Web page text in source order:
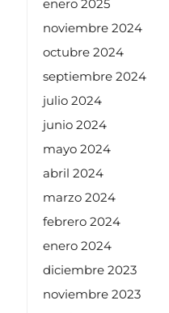
enero 2025
noviembre 2024
octubre 2024
septiembre 2024
julio 2024
junio 2024
mayo 2024
abril 2024
marzo 2024
febrero 2024
enero 2024
diciembre 2023
noviembre 2023